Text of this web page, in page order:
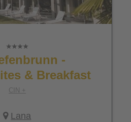
-
& Breakfast
CIN +
Lana